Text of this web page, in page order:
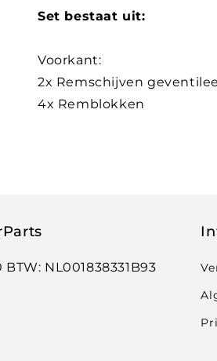
Set bestaat uit:
Voorkant:
2x Remschijven
4x Remblokken
BTW: NL001838331B93